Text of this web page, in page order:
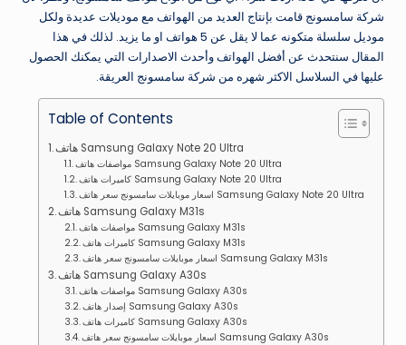
شركة سامسونج قامت بإنتاج العديد من الهواتف مع موديلات عديدة ولكل
موديل سلسلة متكونه عما لا يقل عن 5 هواتف او ما يزيد. لذلك في هذا
المقال سنتحدث عن أفضل الهواتف وأحدث الاصدارات التي يمكنك الحصول
عليها في السلاسل الاكثر شهره من شركة سامسونج العريقة.
Table of Contents
هاتف Samsung Galaxy Note 20 Ultra
مواصفات هاتف Samsung Galaxy Note 20 Ultra
كاميرات هاتف Samsung Galaxy Note 20 Ultra
اسعار موبايلات سامسونج سعر هاتف Samsung Galaxy Note 20 Ultra
هاتف Samsung Galaxy M31s
مواصفات هاتف Samsung Galaxy M31s
كاميرات هاتف Samsung Galaxy M31s
اسعار موبايلات سامسونج سعر هاتف Samsung Galaxy M31s
هاتف Samsung Galaxy A30s
مواصفات هاتف Samsung Galaxy A30s
إصدار هاتف Samsung Galaxy A30s
كاميرات هاتف Samsung Galaxy A30s
اسعار موبايلات سامسونج سعر هاتف Samsung Galaxy A30s